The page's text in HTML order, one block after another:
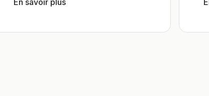
En savoir plus